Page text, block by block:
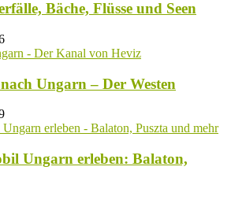
Bäche, Flüsse und Seen
Ungarn – Der Westen
Ungarn erleben: Balaton,